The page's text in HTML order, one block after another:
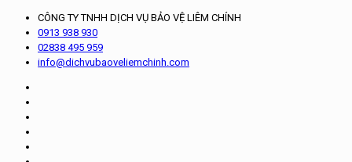
CÔNG TY TNHH DỊCH VỤ BẢO VỆ LIÊM CHÍNH
0913 938 930
02838 495 959
info@dichvubaoveliemchinh.com